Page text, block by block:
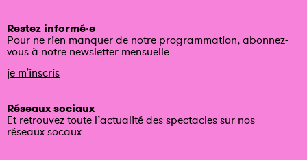
Restez informé·e
Pour ne rien manquer de notre programmation, abonnez-
vous à notre newsletter mensuelle
je m’inscris
Réseaux sociaux
Et retrouvez toute l’actualité des spectacles sur nos
réseaux socaux